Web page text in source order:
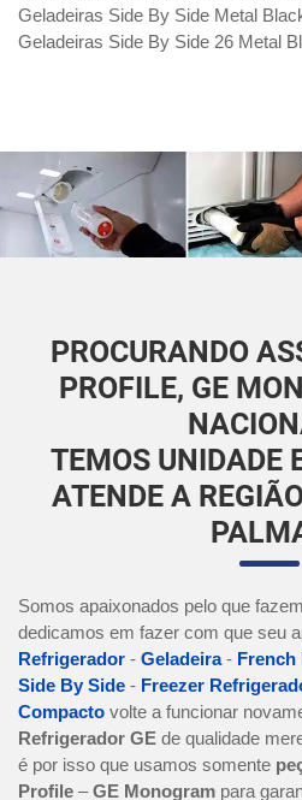
Geladeiras Side By Side Metal
Geladeiras Side By Side 26 Metal
PROCURANDO
PROFILE, GE
TEMOS UNIDADE
ATENDE A
Somos apaixonados pelo que
dedicamos em fazer com que seu
Refrigerador - Geladeira- French
Side By Side - Freezer
Compacto volte a funcionar
Refrigerador GE de qualidade
é por isso que usamos somente
Profile –GE Monogram para